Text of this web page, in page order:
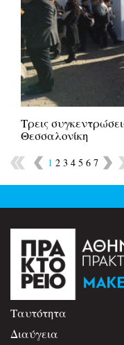
Τρεις
Θεσσαλονίκη
1 2 3 4 5 6 7
Ταυτότητα
Διαύγεια